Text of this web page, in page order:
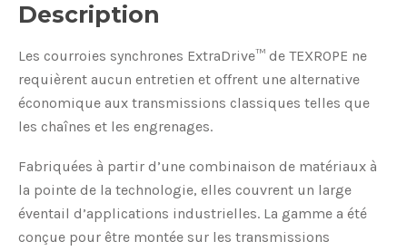
Description
Les courroies synchrones ExtraDrive™ de TEXROPE ne
requièrent aucun entretien et offrent une alternative
économique aux transmissions classiques telles que
les chaînes et les engrenages.
Fabriquées à partir d’une combinaison de matériaux à
la pointe de la technologie, elles couvrent un large
éventail d’applications industrielles. La gamme a été
conçue pour être montée sur les transmissions